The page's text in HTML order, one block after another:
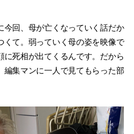
今回、母が亡くなっていく話だか
くて。弱っていく母の姿を映像で
に死相が出てくるんです。だから
編集マンに一人で見てもらった部